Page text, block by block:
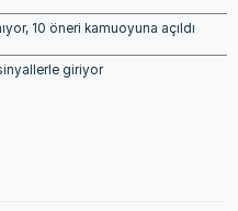
10 öneri kamuoyuna açıldı
giriyor